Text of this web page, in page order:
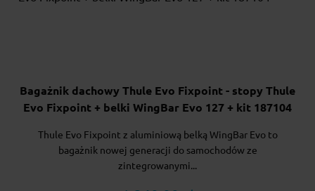
Bagażnik dachowy Thule Evo Fixpoint - stopy Thule
Evo Fixpoint + belki WingBar Evo 127 + kit 187104
Thule Evo Fixpoint z aluminiową belką WingBar Evo to
bagażnik nowej generacji do samochodów ze
zintegrowanymi...